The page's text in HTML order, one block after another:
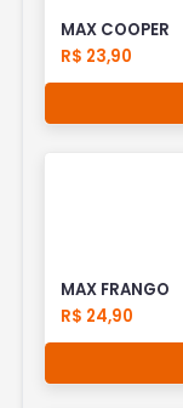
MAX COOPER
R$ 23,90
MAX FRANGO
R$ 24,90